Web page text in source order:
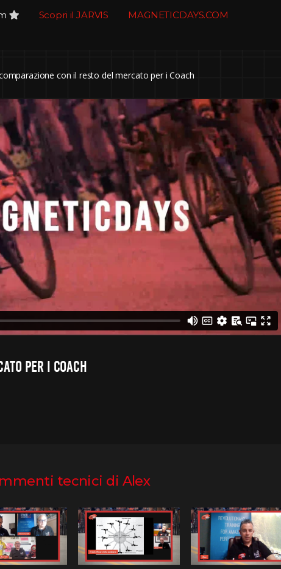
Scopri il JARVIS
MAGNETICDAYS.COM
con il resto del mercato per i Coach
PER I COACH
tecnici di Alex